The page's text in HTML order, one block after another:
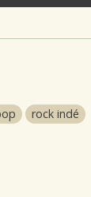
rock indé